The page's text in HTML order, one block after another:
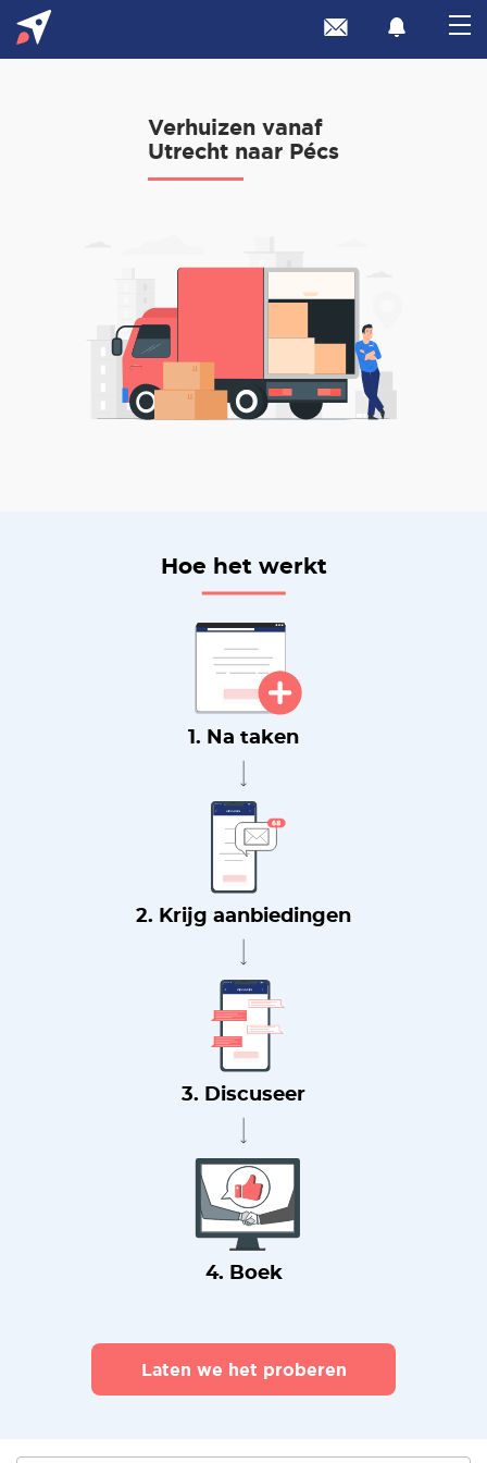
Verhuizen vanaf
Utrecht naar Pécs
Hoe het werkt
1. Na taken
2. Krijg aanbiedingen
3. Discuseer
4. Boek
Laten we het proberen